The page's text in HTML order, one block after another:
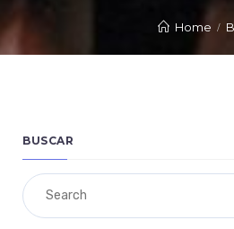
Home
BUSCAR